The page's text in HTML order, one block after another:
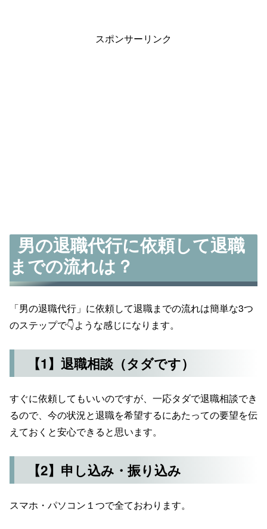
スポンサーリンク
男の退職代行に依頼して退職
までの流れは？
「男の退職代行」に依頼して退職までの流れは簡単な3つ
のステップで👇ような感じになります。
【1】退職相談（タダです）
すぐに依頼してもいいのですが、一応タダで退職相談でき
るので、今の状況と退職を希望するにあたっての要望を伝
えておくと安心できると思います。
【2】申し込み・振り込み
スマホ・パソコン１つで全ておわります。